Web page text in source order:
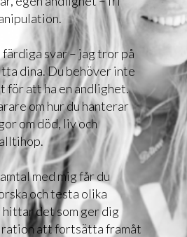
svar – jag tror på
dina. Du behöver inte
för att ha en andlighet.
om hur du hanterar
om död, liv och
med mig får du
och testa olika
hittar det som ger dig
att fortsätta framåt